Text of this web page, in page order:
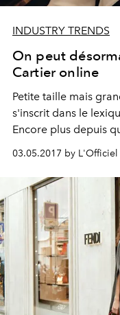
INDUSTRY TRENDS
On peut
Cartier online
Petite taille mais
s'inscrit dans le
Encore plus depuis
Net à Porter.
03.05.2017 by